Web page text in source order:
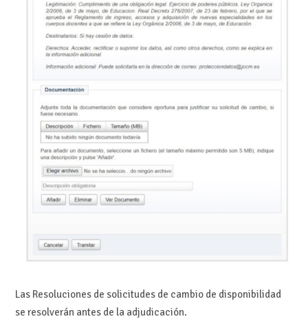
Las Resoluciones de solicitudes de cambio de disponibilidad
se resolverán antes de la adjudicación.